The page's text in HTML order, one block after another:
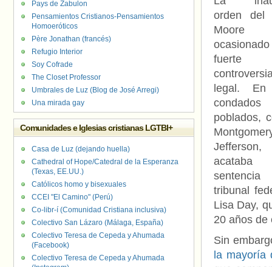
orden del
Moore
fuerte
legal.
condados
poblados,
tribunal
Lisa Day,
20 años de
Sin
la mayoría
Pays de Zabulon
Pensamientos Cristianos-Pensamientos
Homoeróticos
Père Jonathan (francés)
Refugio Interior
Soy Cofrade
The Closet Professor
Umbrales de Luz (Blog de José Arregi)
Una mirada gay
Comunidades e Iglesias cristianas LGTBI+
Casa de Luz (dejando huella)
Cathedral of Hope/Catedral de la Esperanza
(Texas, EE.UU.)
Católicos homo y bisexuales
CCEI "El Camino" (Perú)
Co-libr-í (Comunidad Cristiana inclusiva)
Colectivo San Lázaro (Málaga, España)
Colectivo Teresa de Cepeda y Ahumada
(Facebook)
Colectivo Teresa de Cepeda y Ahumada